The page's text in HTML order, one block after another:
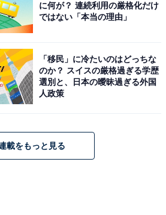
に何が？ 連続利用の厳格化だけ
ではない「本当の理由」
「移民」に冷たいのはどっちな
のか？ スイスの厳格過ぎる学歴
選別と、日本の曖昧過ぎる外国
人政策
載をもっと見る